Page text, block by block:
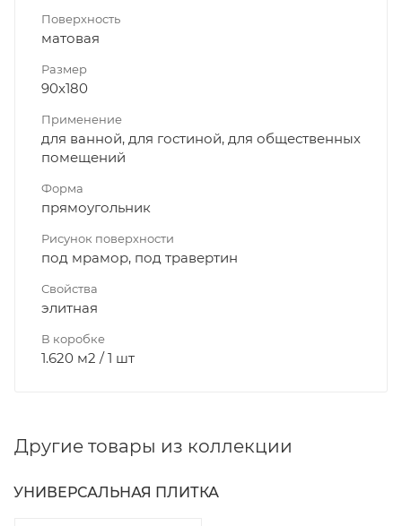
Поверхность
матовая
Размер
90x180
Применение
для ванной, для гостиной, для общественных
помещений
Форма
прямоугольник
Рисунок поверхности
под мрамор, под травертин
Свойства
элитная
В коробке
1.620 м2 / 1 шт
Другие товары из коллекции
УНИВЕРСАЛЬНАЯ ПЛИТКА